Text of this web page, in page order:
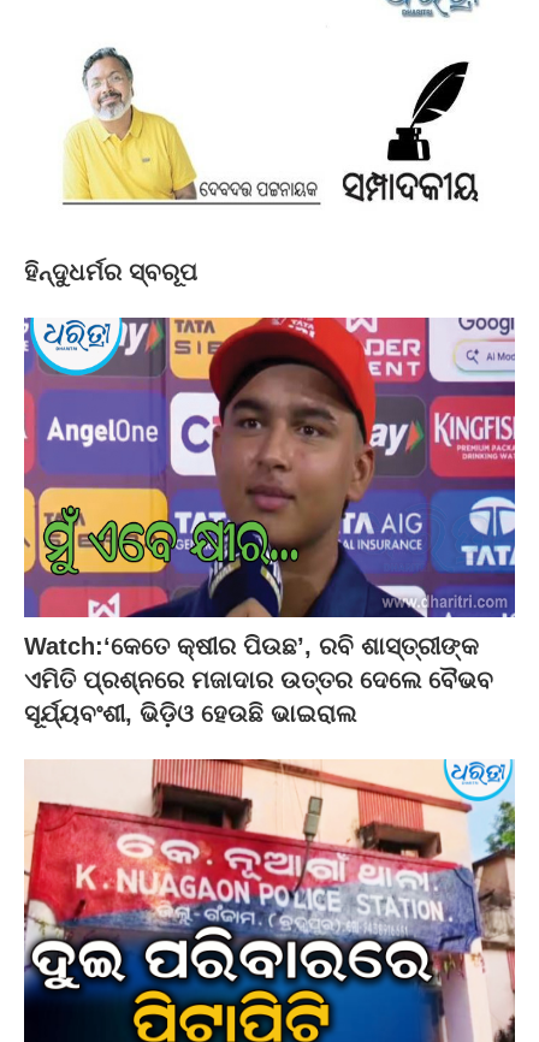
ହିନ୍ଦୁଧର୍ମର ସ୍ବରୂପ
Watch:‘କେତେ କ୍ଷୀର ପିଉଛ’, ରବି ଶାସ୍ତ୍ରୀଙ୍କ
ଏମିତି ପ୍ରଶ୍ନରେ ମଜାଦାର ଉତ୍ତର ଦେଲେ ବୈଭବ
ସୂର୍ଯ୍ୟବଂଶୀ, ଭିଡ଼ିଓ ହେଉଛି ଭାଇରାଲ